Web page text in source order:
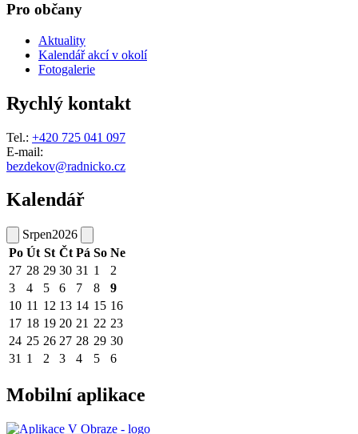
Pro občany
Aktuality
Kalendář akcí v okolí
Fotogalerie
Rychlý kontakt
Tel.: +420 725 041 097
E-mail:
bezdekov@radnicko.cz
Kalendář
Srpen2026
Po Út St Čt Pá So Ne
27 28 29 30 31 1
2
3
4 5 6 7 8
9
10 11 12 13 14 15 16
17 18 19 20 21 22 23
24 25 26 27 28 29 30
31 1 2 3 4 5 6
Mobilní aplikace